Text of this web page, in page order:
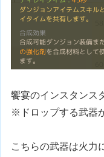
饗宴のインスタンス
※ドロップする武器
こちらの武器は火力